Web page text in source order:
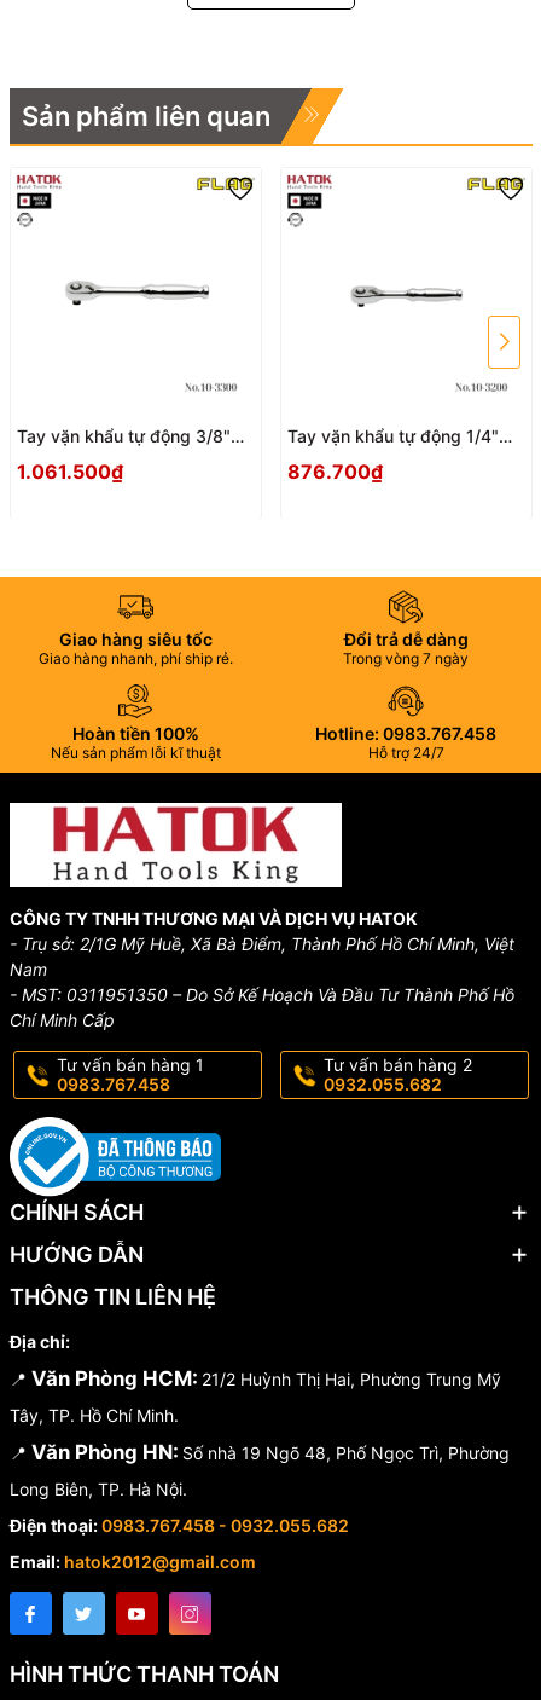
Sản phẩm liên quan
Tay vặn khẩu tự động 3/8"
1.061.500₫
Tay vặn khẩu tự động 1/4"
876.700₫
Giao hàng siêu tốc
Giao hàng nhanh, phí ship rẻ.
Đổi trả dễ dàng
Trong vòng 7 ngày
Hoàn tiền 100%
Nếu sản phẩm lỗi kĩ thuật
Hotline: 0983.767.458
Hỗ trợ 24/7
CÔNG TY TNHH THƯƠNG MẠI VÀ DỊCH VỤ HATOK
- Trụ sở: 2/1G Mỹ Huề, Xã Bà Điểm, Thành Phố Hồ Chí Minh, Việt
Nam
- MST: 0311951350 – Do Sở Kế Hoạch Và Đầu Tư Thành Phố Hồ
Chí Minh Cấp
Tư vấn bán hàng 1
0983.767.458
Tư vấn bán hàng 2
0932.055.682
CHÍNH SÁCH
HƯỚNG DẪN
THÔNG TIN LIÊN HỆ
Địa chỉ:
📍 Văn Phòng HCM: 21/2 Huỳnh Thị Hai, Phường Trung Mỹ
Tây, TP. Hồ Chí Minh.
📍 Văn Phòng HN: Số nhà 19 Ngõ 48, Phố Ngọc Trì, Phường
Long Biên, TP. Hà Nội.
Điện thoại:0983.767.458 - 0932.055.682
Email: hatok2012@gmail.com
HÌNH THỨC THANH TOÁN